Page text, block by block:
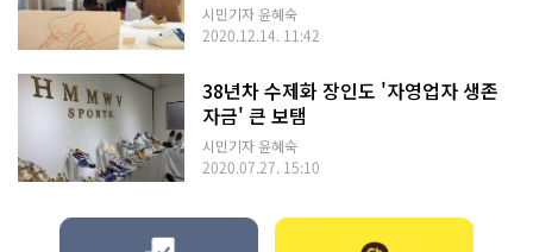
시민기자 윤혜숙
2020.12.14. 11:42
38년차 수제화 장인도 '자영업자 생존
자금' 큰 보탬
시민기자 윤혜숙
2020.07.27. 15:10